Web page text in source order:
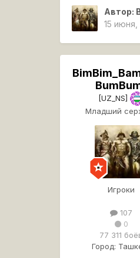
Автор:
15 июня,
[UZ_NS]
Младший
Игроки
107
0
77 311
Город: